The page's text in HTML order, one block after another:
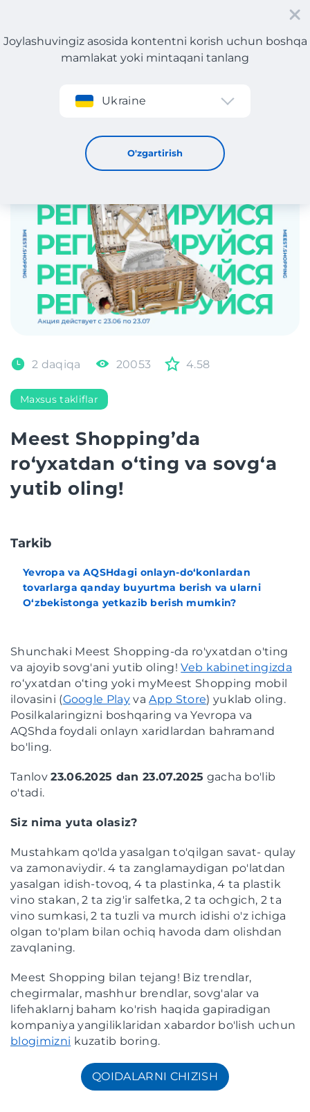
Roʻyxatdan oʻtish
Joylashuvingiz asosida kontentni korish uchun boshqa
mamlakat yoki mintaqani tanlang
Ukraine
O'zgartirish
Meest Shopping’da ro‘yxatdan o‘ting va sovg‘a yutib oling!
2 daqiqa 20053 4.58
Maxsus takliflar
Meest Shopping’da
ro‘yxatdan o‘ting va sovg‘a
yutib oling!
Tarkib
Yevropa va AQSHdagi onlayn-do‘konlardan
tovarlarga qanday buyurtma berish va ularni
O‘zbekistonga yetkazib berish mumkin?
Shunchaki Meest Shopping-da ro'yxatdan o'ting
va ajoyib sovg'ani yutib oling!Veb kabinetingizda
roʻyxatdan oʻting yoki myMeest Shopping mobil
ilovasini (Google Play vaApp Store) yuklab oling.
Posilkalaringizni boshqaring va Yevropa va
AQShda foydali onlayn xaridlardan bahramand
bo'ling.
Tanlov23.06.2025 dan 23.07.2025 gacha bo'lib
o'tadi.
Siz nima yuta olasiz?
Mustahkam qo'lda yasalgan to'qilgan savat- qulay
va zamonaviydir. 4 ta zanglamaydigan po'latdan
yasalgan idish-tovoq, 4 ta plastinka, 4 ta plastik
vino stakan, 2 ta zig'ir salfetka, 2 ta ochgich, 2 ta
vino sumkasi, 2 ta tuzli va murch idishi o'z ichiga
olgan to'plam bilan ochiq havoda dam olishdan
zavqlaning.
Meest Shopping bilan tejang! Biz trendlar,
chegirmalar, mashhur brendlar, sovg'alar va
lifehaklarnj baham ko'rish haqida gapiradigan
kompaniya yangiliklaridan xabardor bo'lish uchun
blogimizni kuzatib boring.
QOIDALARNI CHIZISH